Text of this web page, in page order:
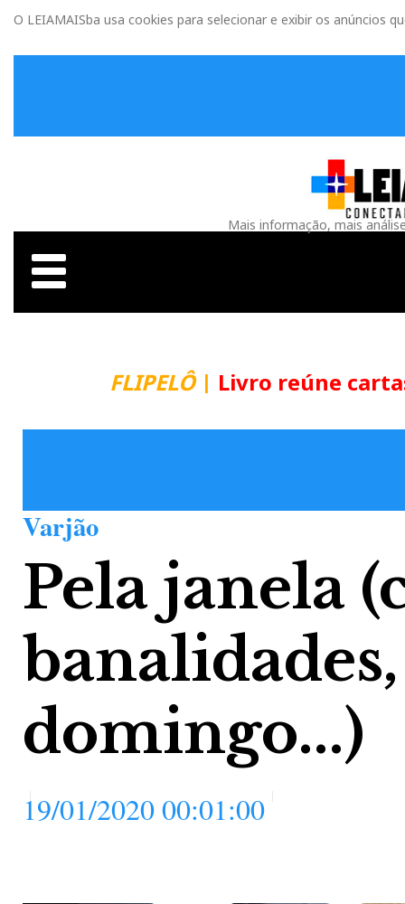
O LEIAMAISba usa cookies para selecionar e exibir os anúncios
Mais informação, mais
FLIPELÔ| Livro reúne
Varjão
Pela janela
domingo...)
19/01/2020 00:01:00